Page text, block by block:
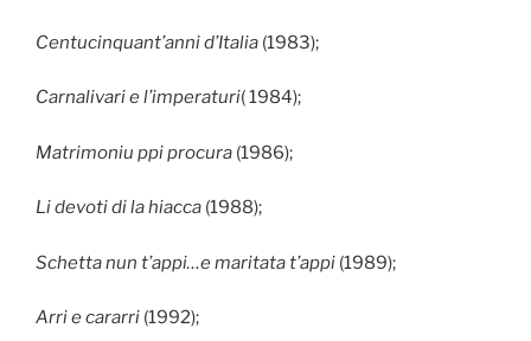
Centucinquant’anni d’Italia (1983);
Carnalivari e l’imperaturi( 1984);
Matrimoniu ppi procura (1986);
Li devoti di la hiacca (1988);
Schetta nun t’appi…e maritata t’appi (1989);
Arri e cararri (1992);